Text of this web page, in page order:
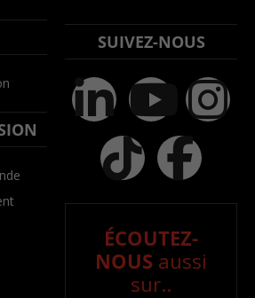
SUIVEZ-NOUS
ÉCOUTEZ-
NOUS aussi
sur..